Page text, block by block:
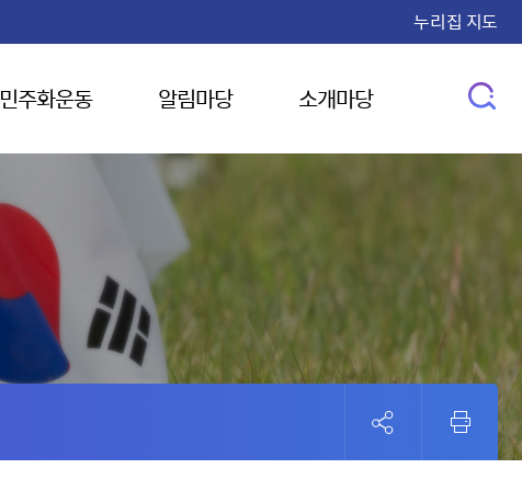
누리집 지도
민주화운동 알림마당 소개마당